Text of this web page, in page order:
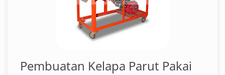
Pembuatan Kelapa Parut Pakai